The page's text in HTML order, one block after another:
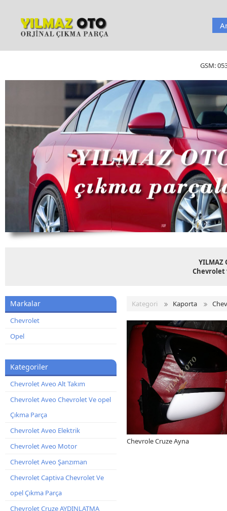
GSM:
YILMAZ
Chevrolet
Markalar
Chevrolet
Opel
Kategoriler
Chevrolet Aveo Alt Takım
Chevrolet Aveo Chevrolet Ve opel
Çıkma Parça
Chevrolet Aveo Elektrik
Chevrolet Aveo Motor
Chevrolet Aveo Şanzıman
Chevrolet Captiva Chevrolet Ve
opel Çıkma Parça
Chevrolet Cruze AYDINLATMA
Kategori Kaporta
Chevrole Cruze Ayna